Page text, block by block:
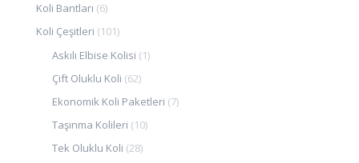
Koli Bantları (6)
Koli Çeşitleri (101)
Askılı Elbise Kolisi (1)
Çift Oluklu Koli (62)
Ekonomik Koli Paketleri (7)
Taşınma Kolileri (10)
Tek Oluklu Koli (28)